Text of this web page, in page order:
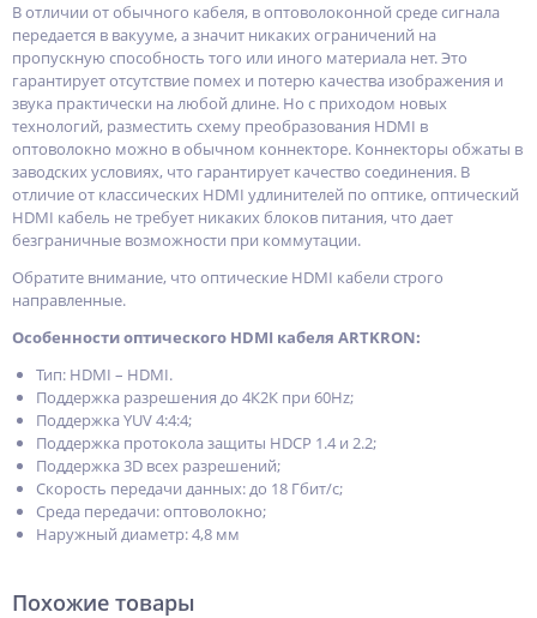
В отличии от обычного кабеля, в оптоволоконной среде сигнала
передается в вакууме, а значит никаких ограничений на
пропускную способность того или иного материала нет. Это
гарантирует отсутствие помех и потерю качества изображения и
звука практически на любой длине. Но с приходом новых
технологий, разместить схему преобразования HDMI в
оптоволокно можно в обычном коннекторе. Коннекторы обжаты в
заводских условиях, что гарантирует качество соединения. В
отличие от классических HDMI удлинителей по оптике, оптический
HDMI кабель не требует никаких блоков питания, что дает
безграничные возможности при коммутации.
Обратите внимание, что оптические HDMI кабели строго
направленные.
Особенности оптического HDMI кабеля ARTKRON:
Тип: HDMI – HDMI.
Поддержка разрешения до 4К2К при 60Hz;
Поддержка YUV 4:4:4;
Поддержка протокола защиты HDCP 1.4 и 2.2;
Поддержка 3D всех разрешений;
Скорость передачи данных: до 18 Гбит/с;
Среда передачи: оптоволокно;
Наружный диаметр: 4,8 мм
Похожие товары